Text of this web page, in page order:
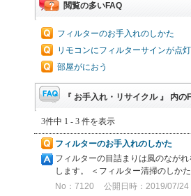
閲覧の多いFAQ
フィルターのお手入れのしかた
リモコンにフィルターサインが点
部屋がにおう
『 お手入れ・リサイクル 』 内の
3件中 1 - 3 件を表示
フィルターのお手入れのしかた
フィルターの目詰まりは風のなが
します。 ＜フィルター清掃のしか
No：7120 公開日時：2019/07/24